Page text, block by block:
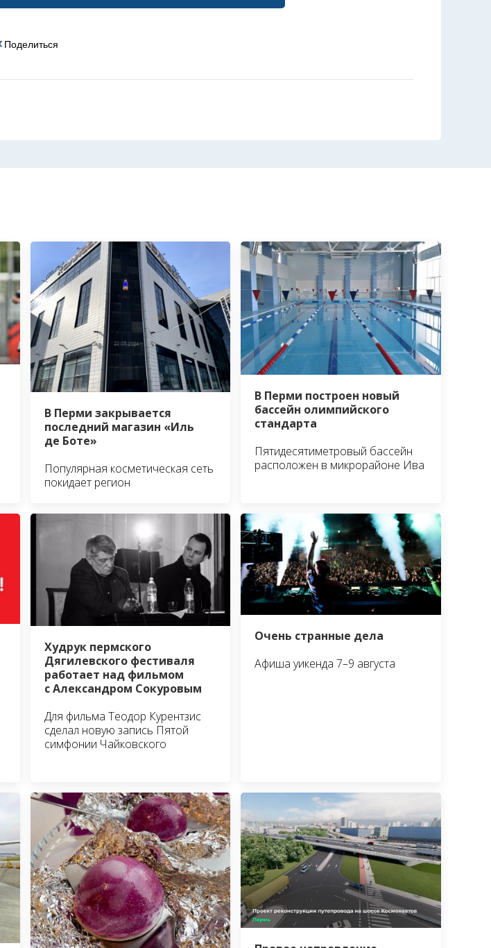
Поделиться
В Перми закрывается
последний магазин «Иль
де Боте»
Популярная косметическая сеть
покидает регион
В Перми построен новый
бассейн олимпийского
стандарта
Пятидесятиметровый бассейн
расположен в микрорайоне Ива
Худрук пермского
Дягилевского фестиваля
работает над фильмом
с Александром Сокуровым
Для фильма Теодор Курентзис
сделал новую запись Пятой
симфонии Чайковского
Очень странные дела
Афиша уикенда 7–9 августа